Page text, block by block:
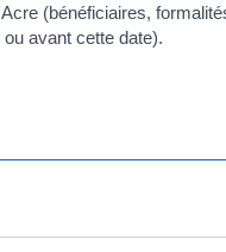
(bénéficiaires,
ou avant cette date).